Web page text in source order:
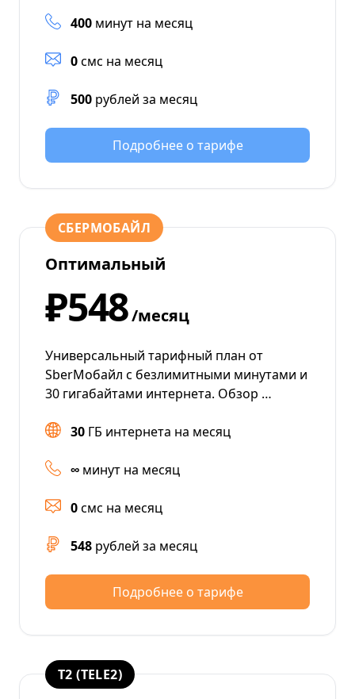
400 минут на месяц
0смс на месяц
500 рублей за месяц
Подробнее о тарифе
СБЕРМОБАЙЛ
Оптимальный
₽548/месяц
Универсальный тарифный план от
SberМобайл с безлимитными минутами и
30 гигабайтами интернета. Обзор …
30 ГБ интернета на месяц
∞ минут на месяц
0смс на месяц
548 рублей за месяц
Подробнее о тарифе
T2 (TELE2)